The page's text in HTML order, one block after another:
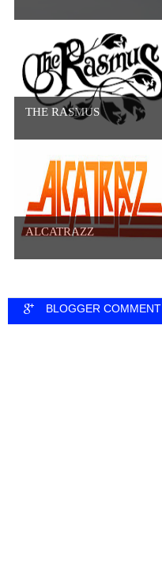
THE RASMUS
ALCATRAZZ
BLOGGER COMMENT